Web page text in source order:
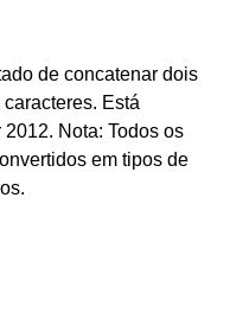
de concatenar dois
Está
Nota: Todos os
em tipos de